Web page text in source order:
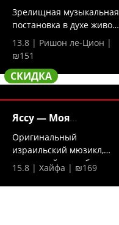
исполняет
Зрелищная музыкальная
постановка в духе живого
кино —...
13.8 | Ришон ле-Цион |
₪151
СКИДКА
Яссу — Моя
греческая
Оригинальный
израильский мюзикл,
сотканный из любимых
греческих...
15.8 | Хайфа | ₪169